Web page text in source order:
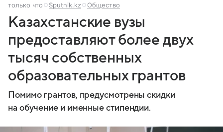
только что Sputnik.kz Общество
Казахстанские вузы
предоставляют более двух
тысяч собственных
образовательных грантов
Помимо грантов, предусмотрены скидки
на обучение и именные стипендии.